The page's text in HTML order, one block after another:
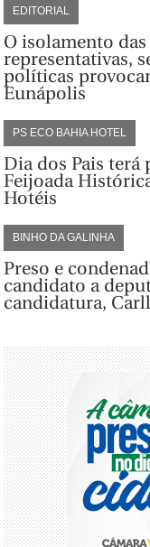
EDITORIAL
O isolamento
representativas,
políticas
Eunápolis
PS ECO BAHIA HOTEL
Dia dos Pais terá
Feijoada
Hotéis
BINHO DA GALINHA
Preso e
candidato a
candidatura,